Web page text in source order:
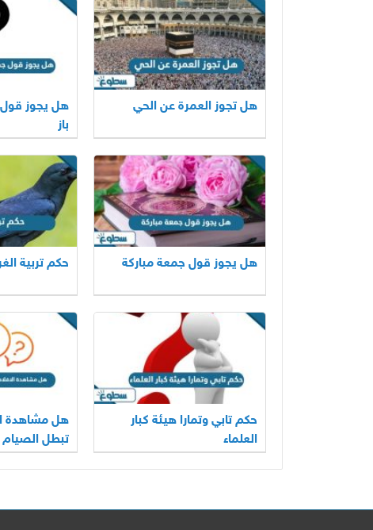
هل تجوز العمرة عن الحي
هل يجوز قول
باز
هل يجوز قول جمعة مباركة حكم تربية
حكم تابي وتمارا هيئة كبار
العلماء
هل مشاهدة
تبطل الصيام